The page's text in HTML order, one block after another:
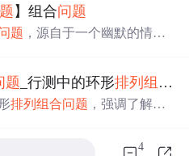
】组合问题
题 ，源自于一个幽默的情
题 _行测中的环形排列组合
排列组合问题 ，强调了解题
4